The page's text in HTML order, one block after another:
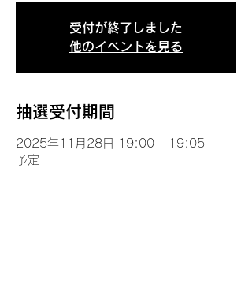
受付が終了しました
他のイベントを見る
抽選受付期間
2025年11月28日 19:00 – 19:05
予定